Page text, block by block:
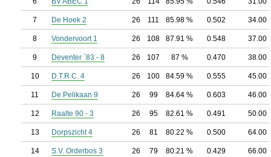
7 De Hoek 2 26 111 85.98 % 0.502 34.00
8 Vondervoort 1 26 108 87.91 % 0.548 37.00
9 Deventer `83 - 8 26 107 87 % 0.470 38.00
10 D.T.R.C. 4 26 100 84.59 % 0.555 45.00
11 De Pelikaan 9 26 99 84.64 % 0.603 46.00
12 Raalte 90 - 3 26 95 82.61 % 0.491 50.00
13 Dorpszicht 4 26 81 80.22 % 0.500 64.00
14 S.V. Orderbos 3 26 79 80.21 % 0.429 66.00